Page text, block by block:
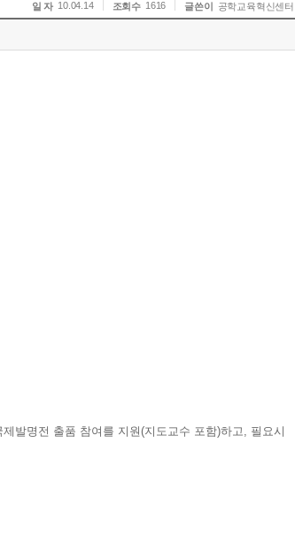
일 자 10.04.14 조회수 1616 글쓴이 공학교육혁신센터
발명전 출품 참여를 지원(지도교수 포함)하고, 필요시